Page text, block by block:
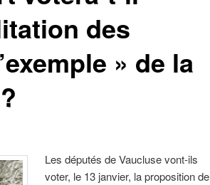
des
» de la
Les députés de Vaucluse vont-ils
voter, le 13 janvier, la proposition de